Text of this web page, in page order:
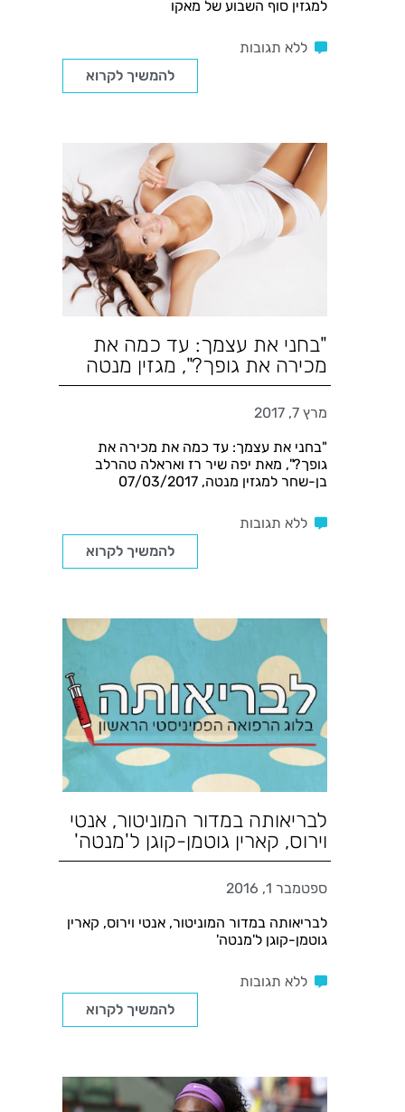
למגזין סוף השבוע של מאקו
ללא תגובות
להמשיך לקרוא
"בחני את עצמך: עד כמה את
מכירה את גופך?", מגזין מנטה
מרץ 7, 2017
"בחני את עצמך: עד כמה את מכירה את
גופך?", מאת יפה שיר רז ואראלה טהרלב
בן-שחר למגזין מנטה, 07/03/2017
ללא תגובות
להמשיך לקרוא
לבריאותה במדור המוניטור, אנטי
וירוס, קארין גוטמן-קוגן ל'מנטה'
ספטמבר 1, 2016
לבריאותה במדור המוניטור, אנטי וירוס, קארין
גוטמן-קוגן ל'מנטה'
ללא תגובות
להמשיך לקרוא